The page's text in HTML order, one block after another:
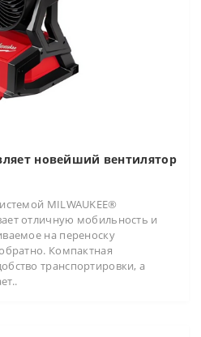
новейший вентилятор
MILWAUKEE®
отличную мобильность и
на переноску
Компактная
транспортировки, а